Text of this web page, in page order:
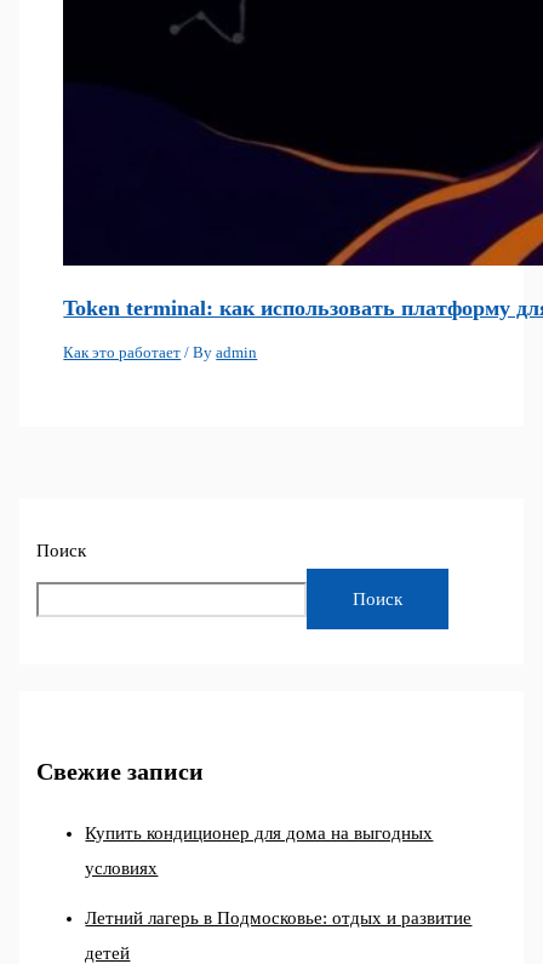
Token terminal: как использовать платформу
Как это работает / Byadmin
Поиск
Поиск
Свежие записи
Купить кондиционер для дома на выгодных
условиях
Летний лагерь в Подмосковье: отдых и развитие
детей